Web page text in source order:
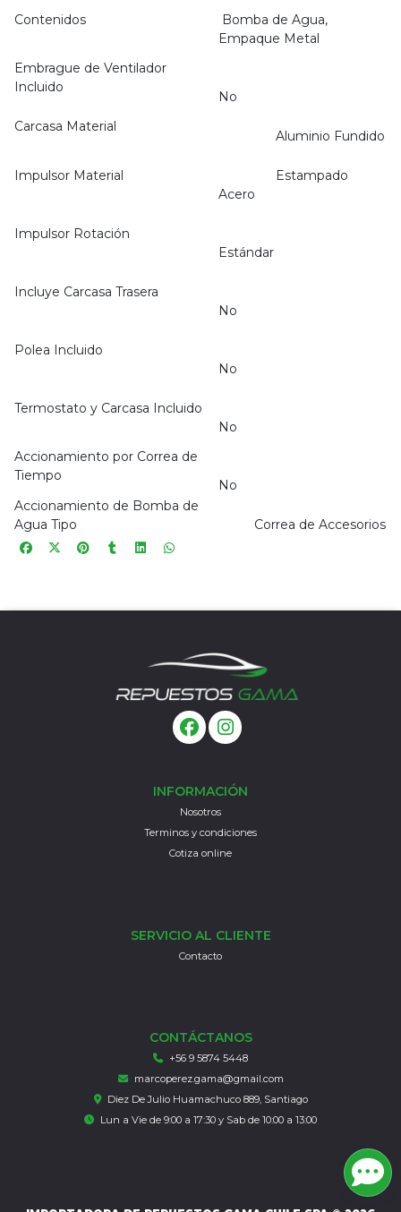
Contenidos
Bomba de Agua,
Empaque Metal
Embrague de Ventilador
Incluido
No
Carcasa Material
Aluminio Fundido
Impulsor Material
Estampado
Acero
Impulsor Rotación
Estándar
Incluye Carcasa Trasera
No
Polea Incluido
No
Termostato y Carcasa Incluido
No
Accionamiento por Correa de
Tiempo
No
Accionamiento de Bomba de
Agua Tipo
Correa de Accesorios
INFORMACIÓN
Nosotros
Terminos y condiciones
Cotiza online
SERVICIO AL CLIENTE
Contacto
CONTÁCTANOS
+56 9 5874 5448
marcoperez.gama@gmail.com
Diez De Julio Huamachuco 889, Santiago
Lun a Vie de 9:00 a 17:30 y Sab de 10:00 a 13:00